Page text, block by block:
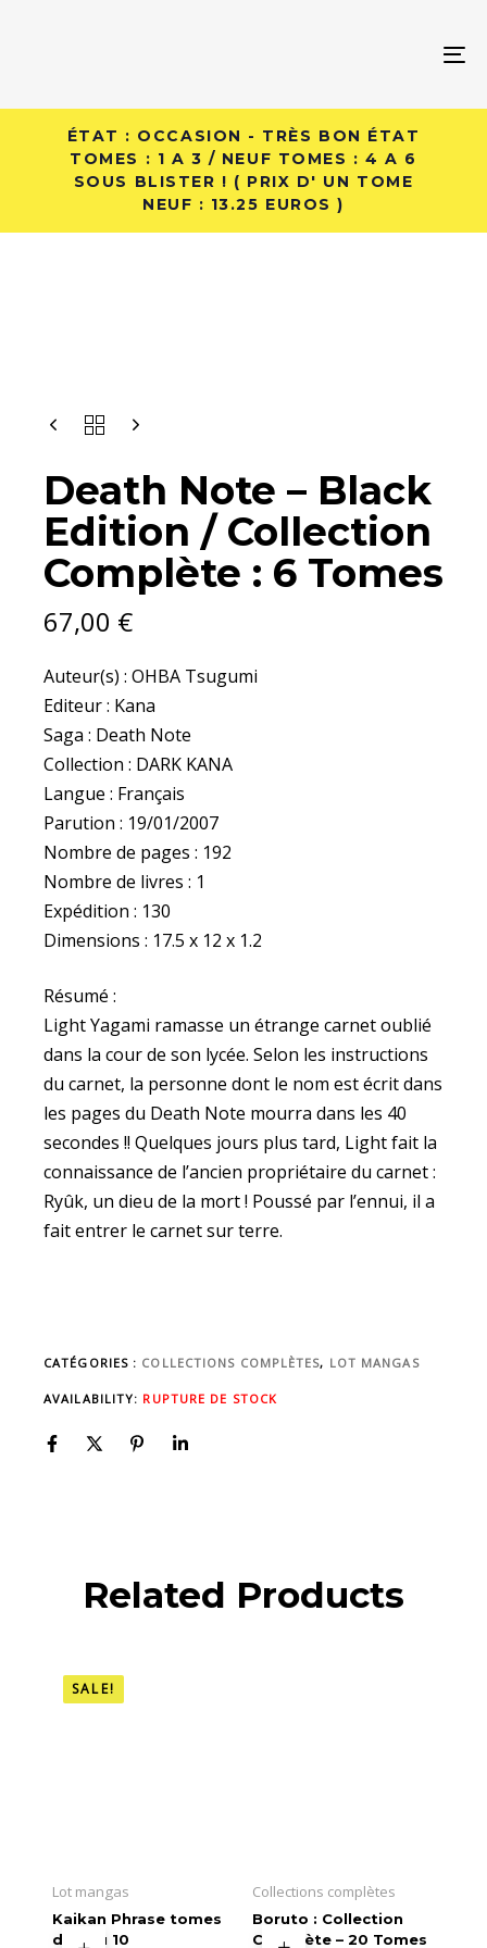
ÉTAT : OCCASION - TRÈS BON ÉTAT
TOMES : 1 A 3 / NEUF TOMES : 4 A 6
SOUS BLISTER ! ( PRIX D' UN TOME
NEUF : 13.25 EUROS )
Death Note – Black
Edition / Collection
Complète : 6 Tomes
67,00 €
Auteur(s) : OHBA Tsugumi
Editeur : Kana
Saga : Death Note
Collection : DARK KANA
Langue : Français
Parution : 19/01/2007
Nombre de pages : 192
Nombre de livres : 1
Expédition : 130
Dimensions : 17.5 x 12 x 1.2
Résumé :
Light Yagami ramasse un étrange carnet oublié
dans la cour de son lycée. Selon les instructions
du carnet, la personne dont le nom est écrit dans
les pages du Death Note mourra dans les 40
secondes !! Quelques jours plus tard, Light fait la
connaissance de l’ancien propriétaire du carnet :
Ryûk, un dieu de la mort ! Poussé par l’ennui, il a
fait entrer le carnet sur terre.
CATÉGORIES : COLLECTIONS COMPLÈTES, LOT MANGAS
AVAILABILITY: RUPTURE DE STOCK
Related Products
SALE!
Lot mangas
Kaikan Phrase tomes
du 1 au 10
Collections complètes
Boruto : Collection
Complète – 20 Tomes